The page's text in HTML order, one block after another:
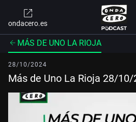
ondacero.es
MÁS DE UNO LA RIOJA
28/10/2024
Más de Uno La Rioja 28/10/